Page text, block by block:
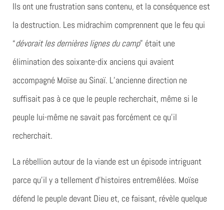
Ils ont une frustration sans contenu, et la conséquence est
la destruction. Les midrachim comprennent que le feu qui
“dévorait les dernières lignes du camp” était une
élimination des soixante-dix anciens qui avaient
accompagné Moïse au Sinaï. L’ancienne direction ne
suffisait pas à ce que le peuple recherchait, même si le
peuple lui-même ne savait pas forcément ce qu’il
recherchait.
La rébellion autour de la viande est un épisode intriguant
parce qu’il y a tellement d’histoires entremêlées. Moïse
défend le peuple devant Dieu et, ce faisant, révèle quelque